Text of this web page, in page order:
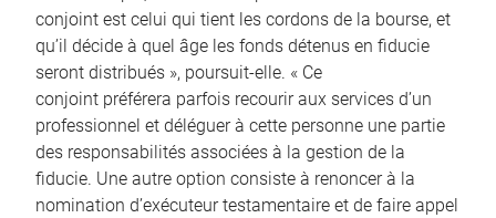
conjoint est celui qui tient les cordons de la bourse, et
qu’il décide à quel âge les fonds détenus en fiducie
seront distribués », poursuit-elle. « Ce
conjoint préférera parfois recourir aux services d’un
professionnel et déléguer à cette personne une partie
des responsabilités associées à la gestion de la
fiducie. Une autre option consiste à renoncer à la
nomination d’exécuteur testamentaire et de faire appel